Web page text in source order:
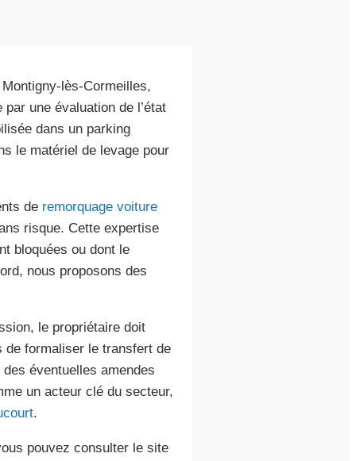
lès-Cormeilles,
une évaluation de l’état
dans un parking
le matériel de levage pour
de remorquage voiture
risque. Cette expertise
bloquées ou dont le
nous proposons des
le propriétaire doit
de formaliser le transfert de
éventuelles amendes
un acteur clé du secteur,
.
pouvez consulter le site